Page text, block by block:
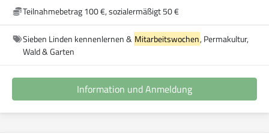
Teilnahmebetrag 100 €, sozialermäßigt 50 €
Sieben Linden kennenlernen & Mitarbeitswochen, Permakultur,
Wald & Garten
Information und Anmeldung